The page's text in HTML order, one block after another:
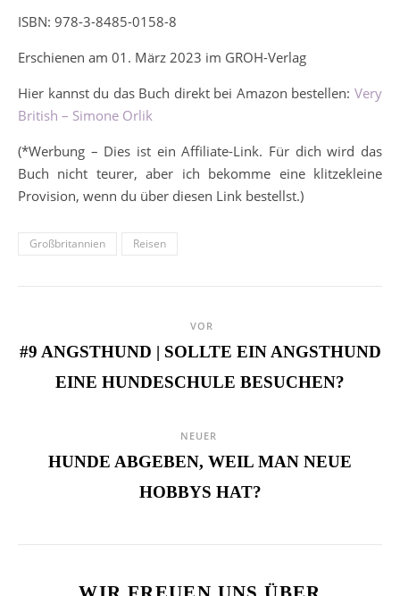
ISBN: 978-3-8485-0158-8
Erschienen am 01. März 2023 im GROH-Verlag
Hier kannst du das Buch direkt bei Amazon bestellen: Very
British – Simone Orlik
(*Werbung – Dies ist ein Affiliate-Link. Für dich wird das
Buch nicht teurer, aber ich bekomme eine klitzekleine
Provision, wenn du über diesen Link bestellst.)
Großbritannien Reisen
VOR
#9 ANGSTHUND | SOLLTE EIN ANGSTHUND
EINE HUNDESCHULE BESUCHEN?
NEUER
HUNDE ABGEBEN, WEIL MAN NEUE
HOBBYS HAT?